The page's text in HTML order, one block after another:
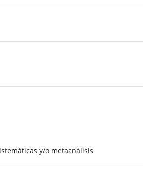
y/o metaanálisis